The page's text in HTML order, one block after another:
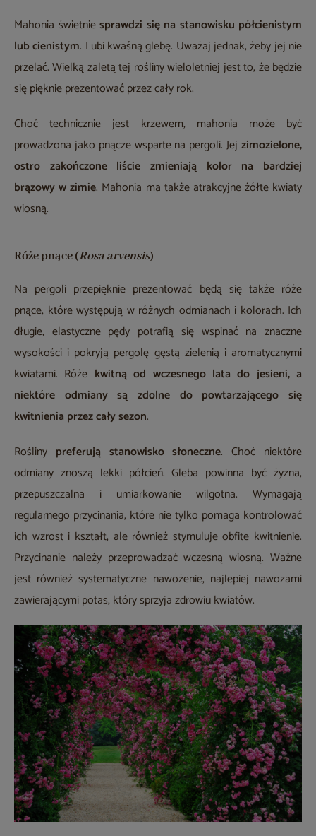
Mahonia świetniesprawdzi się na stanowisku półcienistym
lub cienistym. Lubi kwaśną glebę. Uważaj jednak, żeby jej nie
przelać. Wielką zaletą tej rośliny wieloletniej jest to, że będzie
się pięknie prezentować przez cały rok.
Choć technicznie jest krzewem, mahonia może być
prowadzona jako pnącze wsparte na pergoli. Jej zimozielone,
ostro zakończone liście zmieniają kolor na bardziej
brązowy w zimie. Mahonia ma także atrakcyjne żółte kwiaty
wiosną.
Róże pnące (Rosa arvensis)
Na pergoli przepięknie prezentować będą się także róże
pnące, które występują w różnych odmianach i kolorach. Ich
długie, elastyczne pędy potrafią się wspinać na znaczne
wysokości i pokryją pergolę gęstą zielenią i aromatycznymi
kwiatami. Róże kwitną od wczesnego lata do jesieni, a
niektóre odmiany są zdolne do powtarzającego się
kwitnienia przez cały sezon.
Rośliny preferują stanowisko słoneczne. Choć niektóre
odmiany znoszą lekki półcień. Gleba powinna być żyzna,
przepuszczalna i umiarkowanie wilgotna. Wymagają
regularnego przycinania, które nie tylko pomaga kontrolować
ich wzrost i kształt, ale również stymuluje obfite kwitnienie.
Przycinanie należy przeprowadzać wczesną wiosną. Ważne
jest również systematyczne nawożenie, najlepiej nawozami
zawierającymi potas, który sprzyja zdrowiu kwiatów.